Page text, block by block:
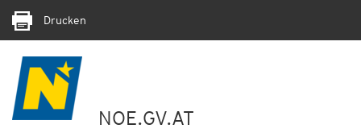
Drucken
NOE.GV.AT